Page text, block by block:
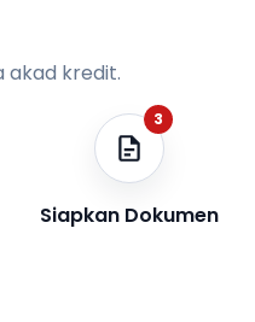
akad kredit.
3
Siapkan Dokumen